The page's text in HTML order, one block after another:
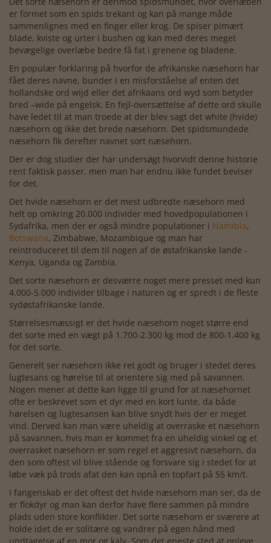
er formet som en spids trekant og kan på mange måde
sammenlignes med en finger eller krog. De spiser pimært
blade, kviste og urter i bushen og kan med deres meget
bevægelige overlæbe bedre få fat i grenene og bladene.
En populær forklaring på hvorfor de afrikanske næsehorn har
fået deres navne, bunder i en misforståelse af enten det
hollandske ord wijd eller det afrikaans ord wyd som betyder
bred –wide på engelsk. En fejl-oversættelse af dette ord skulle
have ledet til at man troede at der blev sagt det white (hvide)
næsehorn og ikke det brede næsehorn. Det spidsmundede
næsehorn fik derefter navnet sort næsehorn.
Der er dog studier der har undersøgt hvorvidt denne historie
rent faktisk passer, men man har endnu ikke fundet beviser
for det.
Det hvide næsehorn er det mest udbredte næsehorn med
helt op omkring 20.000 individer med hovedpopulationen i
Sydafrika, men der er også mindre populationer i Namibia,
Botswana, Zimbabwe, Mozambique og man har
reintroduceret til dem til nogen af de østafrikanske lande -
Kenya, Uganda og Zambia.
Det sorte næsehorn er desværre noget mere presset med kun
4.000-5.000 individer tilbage i naturen og er spredt i de fleste
sydøstafrikanske lande.
Størrelsesmæssigt er det hvide næsehorn noget større end
det sorte med en vægt på 1.700-2.300 kg mod de 800-1.400 kg
for det sorte.
Generelt ser næsehorn ikke ret godt og bruger i stedet deres
lugtesans og hørelse til at orientere sig med på savannen.
Nogen mener at dette kan ligge til grund for at næsehornet
ofte er beskrevet som et dyr med en kort lunte, da både
hørelsen og lugtesansen kan blive snydt hvis der er meget
vind. Derved kan man være uheldig at overraske et næsehorn
på savannen, hvis man er kommet fra en uheldig vinkel og et
overrasket næsehorn er som regel et aggresivt næsehorn, da
den som oftest vil blive stående og forsvare sig i stedet for at
løbe væk på trods afat den kan opnå en topfart på 55 km/t.
I fangenskab er det oftest det hvide næsehorn man ser, da de
er flokdyr og man kan derfor have flere sammen på mindre
plads uden store konflikter. Det sorte næsehorn er sværere at
holde idet de er solitære og vandrer på egen hånd med
undtagelse af en mor og kalv. Som det eneste sted at opleve